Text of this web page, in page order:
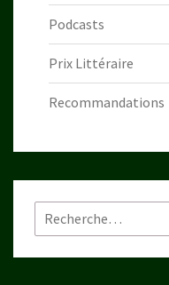
Podcasts
Prix Littéraire
Recommandations
Rechercher :